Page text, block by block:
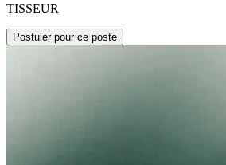
TISSEUR
Postuler pour ce poste